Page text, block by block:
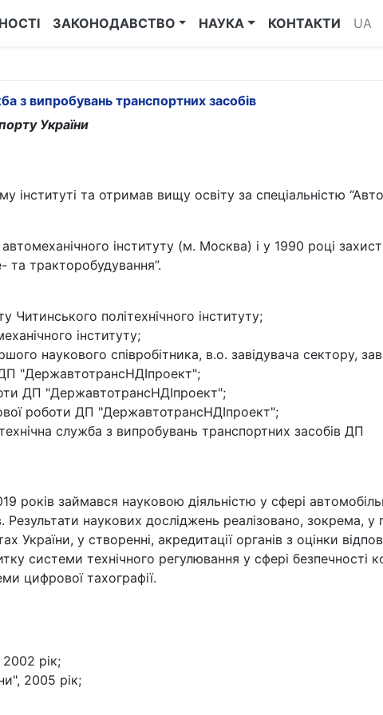
ЗАКОНОДАВСТВО НАУКА КОНТАКТИ UA
з випробувань транспортних засобів
України
та отримав вищу освіту за спеціальністю
інституту (м. Москва) і у 1990 році
та тракторобудування”.
Читинського політехнічного інституту;
інституту;
наукового співробітника, в.о. завідувача сектору,
ДП "ДержавтотрансНДІпроект";
ДП "ДержавтотрансНДІпроект";
роботи ДП "ДержавтотрансНДІпроект";
служба з випробувань транспортних засобів ДП
років займався науковою діяльністю у сфері
Результати наукових досліджень реалізовано, зокрема, у
у створенні, акредитації органів з оцінки
системи технічного регулювання у сфері безпечності
цифрової тахографії.
рік;
2005 рік;